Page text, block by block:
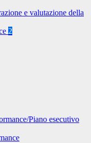
e valutazione della
2
Piano esecutivo